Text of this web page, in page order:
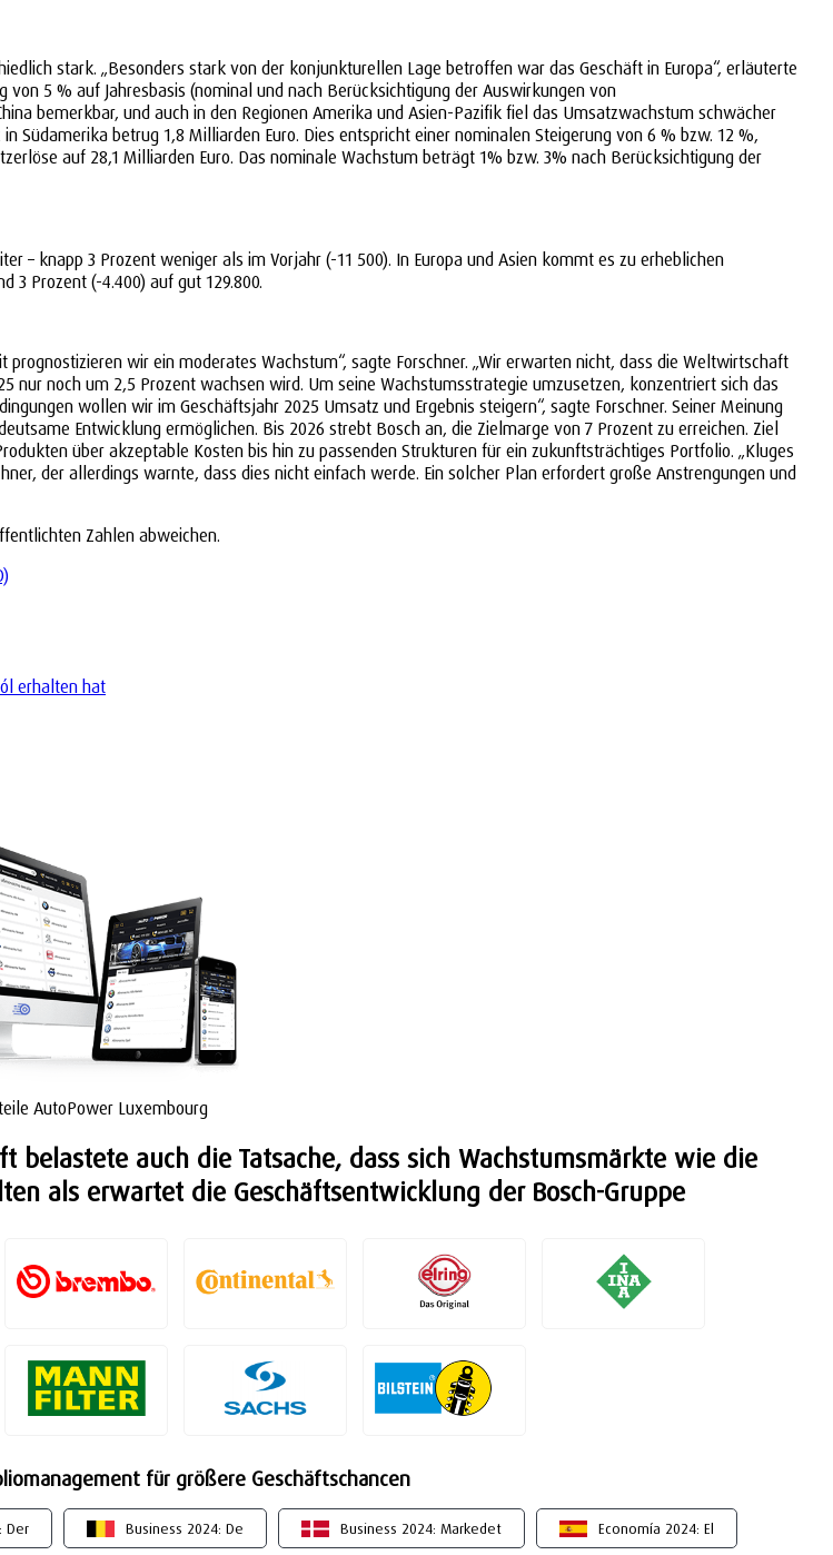
stark. „Besonders stark von der konjunkturellen Lage betroffen war das Geschäft in Europa“, erläuterte
5 % auf Jahresbasis (nominal und nach Berücksichtigung der Auswirkungen von
bemerkbar, und auch in den Regionen Amerika und Asien-Pazifik fiel das Umsatzwachstum schwächer
Südamerika betrug 1,8 Milliarden Euro. Dies entspricht einer nominalen Steigerung von 6 % bzw. 12 %,
auf 28,1 Milliarden Euro. Das nominale Wachstum beträgt 1% bzw. 3% nach Berücksichtigung der
– knapp 3 Prozent weniger als im Vorjahr (-11 500). In Europa und Asien kommt es zu erheblichen
3 Prozent (-4.400) auf gut 129.800.
wir ein moderates Wachstum“, sagte Forschner. „Wir erwarten nicht, dass die Weltwirtschaft
nur noch um 2,5 Prozent wachsen wird. Um seine Wachstumsstrategie umzusetzen, konzentriert sich das
wollen wir im Geschäftsjahr 2025 Umsatz und Ergebnis steigern“, sagte Forschner. Seiner Meinung
Entwicklung ermöglichen. Bis 2026 strebt Bosch an, die Zielmarge von 7 Prozent zu erreichen. Ziel
über akzeptable Kosten bis hin zu passenden Strukturen für ein zukunftsträchtiges Portfolio. „Kluges
der allerdings warnte, dass dies nicht einfach werde. Ein solcher Plan erfordert große Anstrengungen und
Zahlen abweichen.
erhalten hat
AutoPower Luxembourg
belastete auch die Tatsache, dass sich Wachstumsmärkte wie die
als erwartet die Geschäftsentwicklung der Bosch-Gruppe
für größere Geschäftschancen
Der Business 2024: De Business 2024: Markedet Economía 2024: El